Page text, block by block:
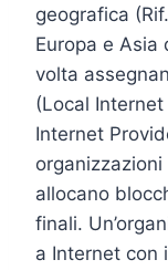
geografica
Europa e Asia
volta
(Local
Internet
allocano
finali.
a Internet con